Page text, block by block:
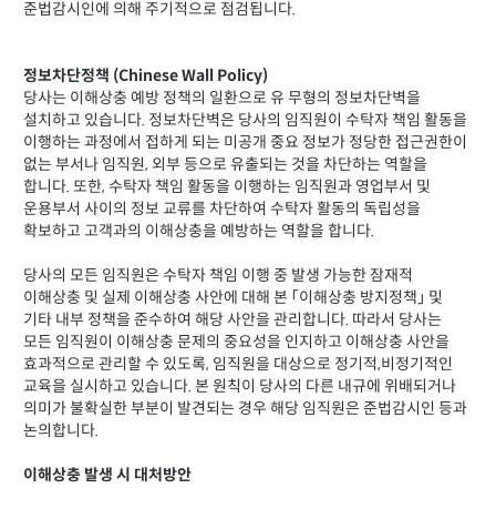
준법감시인에 의해 주기적으로 점검됩니다.
정보차단정책 (Chinese Wall Policy)
당사는 이해상충 예방 정책의 일환으로 유 무형의 정보차단벽을
설치하고 있습니다. 정보차단벽은 당사의 임직원이 수탁자 책임 활동을
이행하는 과정에서 접하게 되는 미공개 중요 정보가 정당한 접근권한이
없는 부서나 임직원, 외부 등으로 유출되는 것을 차단하는 역할을
합니다. 또한, 수탁자 책임 활동을 이행하는 임직원과 영업부서 및
운용부서 사이의 정보 교류를 차단하여 수탁자 활동의 독립성을
확보하고 고객과의 이해상충을 예방하는 역할을 합니다.
당사의 모든 임직원은 수탁자 책임 이행 중 발생 가능한 잠재적
이해상충 및 실제 이해상충 사안에 대해 본 「이해상충 방지정책」 및
기타 내부 정책을 준수하여 해당 사안을 관리합니다. 따라서 당사는
모든 임직원이 이해상충 문제의 중요성을 인지하고 이해상충 사안을
효과적으로 관리할 수 있도록, 임직원을 대상으로 정기적,비정기적인
교육을 실시하고 있습니다. 본 원칙이 당사의 다른 내규에 위배되거나
의미가 불확실한 부분이 발견되는 경우 해당 임직원은 준법감시인 등과
논의합니다.
이해상충 발생 시 대처방안